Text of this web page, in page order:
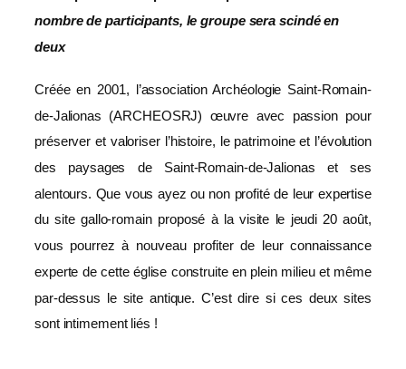
nombre de participants, le groupe sera scindé en
deux
Créée en 2001, l’association Archéologie Saint-Romain-
de-Jalionas (ARCHEOSRJ) œuvre avec passion pour
préserver et valoriser l’histoire, le patrimoine et l’évolution
des paysages de Saint-Romain-de-Jalionas et ses
alentours. Que vous ayez ou non profité de leur expertise
du site gallo-romain proposé à la visite le jeudi 20 août,
vous pourrez à nouveau profiter de leur connaissance
experte de cette église construite en plein milieu et même
par-dessus le site antique. C’est dire si ces deux sites
sont intimement liés !